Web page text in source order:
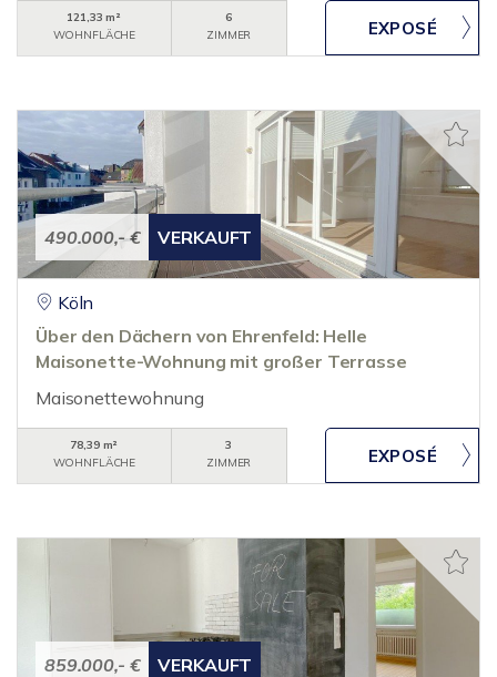
121,33 m²
WOHNFLÄCHE
6
ZIMMER
490.000,- € VERKAUFT
Köln
Über den Dächern von Ehrenfeld: Helle
Maisonette-Wohnung mit großer Terrasse
Maisonettewohnung
78,39 m²
WOHNFLÄCHE
3
ZIMMER
859.000,- € VERKAUFT